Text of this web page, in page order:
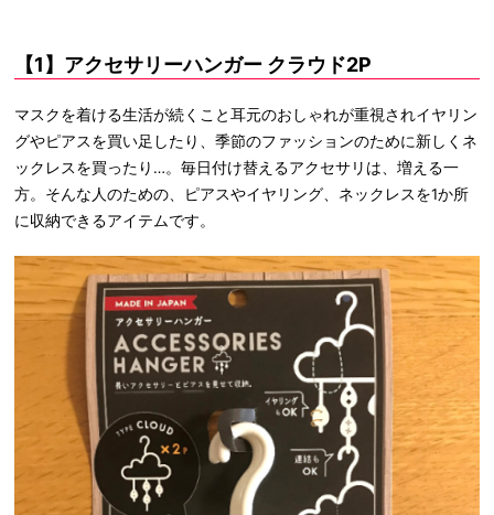
【1】アクセサリーハンガー クラウド2P
マスクを着ける生活が続くこと耳元のおしゃれが重視されイヤリン
グやピアスを買い足したり、季節のファッションのために新しくネ
ックレスを買ったり…。毎日付け替えるアクセサリは、増える一
方。そんな人のための、ピアスやイヤリング、ネックレスを1か所
に収納できるアイテムです。